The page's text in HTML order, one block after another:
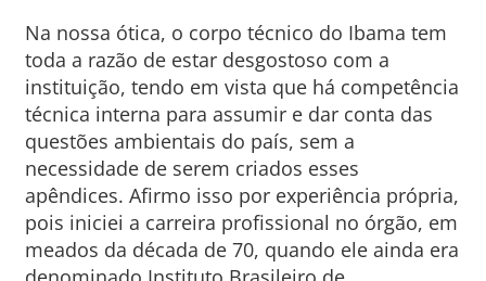
Na nossa ótica, o corpo técnico do Ibama tem
toda a razão de estar desgostoso com a
instituição, tendo em vista que há competência
técnica interna para assumir e dar conta das
questões ambientais do país, sem a
necessidade de serem criados esses
apêndices. Afirmo isso por experiência própria,
pois iniciei a carreira profissional no órgão, em
meados da década de 70, quando ele ainda era